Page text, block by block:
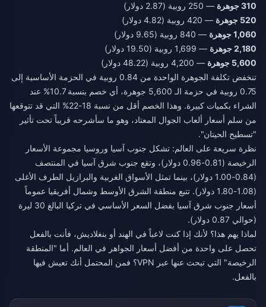
310 جوهرة
— 250 روبية (2.87 دولار)
520 جوهرة
— 420 روبية (4.82 دولار)
1,060 جوهرة
— 840 روبية (9.65 دولار)
2,180 جوهرة
— 1,699 روبية (19.50 دولار)
5,600 جوهرة
— 4,200 روبية (48.22 دولار)
تنخفض تكلفة الجوهرة الواحدة من 0.84 روبية في الحزمة الأساسية إلى
0.75 روبية في حزمة الـ 5,600 جوهرة، أي خصم بنسبة 10.7% عند
الشراء بكميات كبيرة. وهذا الخصم أقل من نسبة 18-22% التي قد تتوقعها
من سلم أسعار ألعاب الجوال المعتاد، وهو ما سأشرحه قريباً تحت تأثير
"تسطيح الحيتان".
نظرة سريعة على العالم: تشكل جنوب آسيا وروسيا مجموعة الأسعار
الرخيصة (0.81-0.96 دولار)، وتقع جنوب شرق آسيا في المنتصف
(0.84-1.00 دولار)، بينما تمثل الأسواق الغربية والبرازيل الطرف الأغلى
(1.08-1.80 دولار). تتبع منطقة الشرق الأوسط وشمال أفريقيا عموماً
أسعار جنوب شرق آسيا بفضل السعر الأساسي في تركيا البالغ 30 ليرة
(حوالي 0.87 دولار).
لماذا يهم هذا؟ لأنك إذا كنت لاعباً في الهند أو بنغلاديش، فأنت بالفعل
تحصل على واحدة من أفضل أسعار الجواهر في العالم. أما "المنطقة
الرخيصة" التي تبحث عنها عبر VPN؟ فمن المحتمل أنك تعيش فيها
بالفعل.